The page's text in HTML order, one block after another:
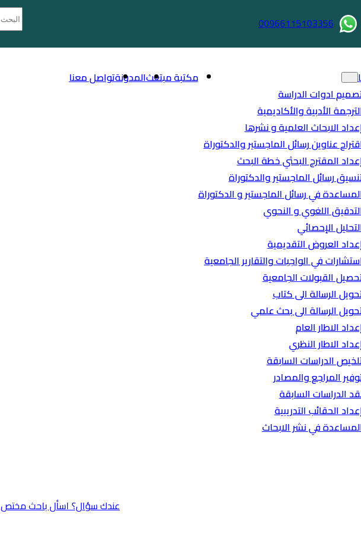
00966115103356
ادوات الدراسة
الأدبية والأكاديمية
الابحاث العلمية و نشرها
عناوين رسائل الماجستير والدكتوراة
المقترح البحثي خطة البحث
رسائل الماجستير والدكتوراة
في رسائل الماجستير و الدكتوراة
اللغوي و النحوي
الإحصائي
العروض التقديمية
في الواجبات والتقارير الجامعية
القبولات الجامعية
الرسالة الى كتاب
الرسالة الى بحث علمي
الاطار العام
الاطار النظري
الدراسات السابقة
المراجع والمصادر
الدراسات السابقة
الحقائب التدريبية
في نشر الابحاث
مكتبة مبتعثالمدونةتواصل معنا
عندك سؤال؟ اسأل باحث مختص